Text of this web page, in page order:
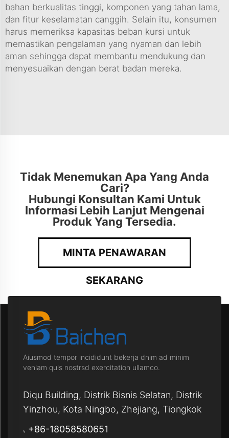
bahan berkualitas tinggi, komponen yang tahan lama,
dan fitur keselamatan canggih. Selain itu, konsumen
harus memeriksa kapasitas beban kursi untuk
memastikan pengalaman yang nyaman dan lebih
aman sehingga dapat membantu mendukung dan
menyesuaikan dengan berat badan mereka.
Tidak Menemukan Apa Yang Anda
Cari?
Hubungi Konsultan Kami Untuk
Informasi Lebih Lanjut Mengenai
Produk Yang Tersedia.
MINTA PENAWARAN
SEKARANG
Aiusmod tempor incididunt bekerja dnim ad minim
veniam quis nostrsd exercitation ullamco.
Diqu Building, Distrik Bisnis Selatan, Distrik
Yinzhou, Kota Ningbo, Zhejiang, Tiongkok
+86-18058580651